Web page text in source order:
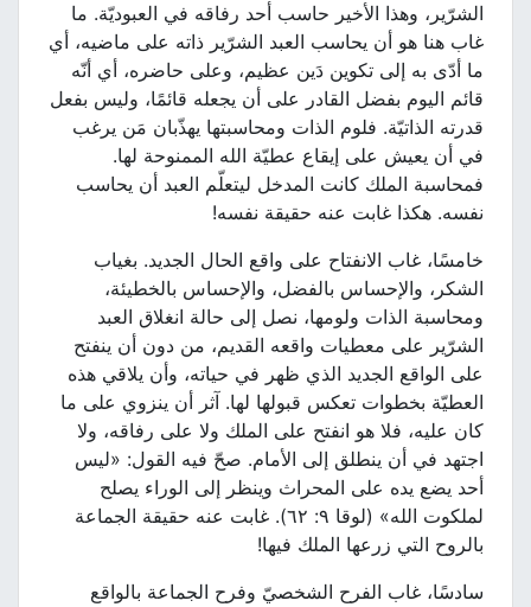
الشرّير، وهذا الأخير حاسب أحد رفاقه في العبوديّة. ما
غاب هنا هو أن يحاسب العبد الشرّير ذاته على ماضيه، أي
ما أدّى به إلى تكوين دَين عظيم، وعلى حاضره، أي أنّه
قائم اليوم بفضل القادر على أن يجعله قائمًا، وليس بفعل
قدرته الذاتيّة. فلوم الذات ومحاسبتها يهذّبان مَن يرغب
في أن يعيش على إيقاع عطيّة الله الممنوحة لها.
فمحاسبة الملك كانت المدخل ليتعلّم العبد أن يحاسب
نفسه. هكذا غابت عنه حقيقة نفسه!
خامسًا، غاب الانفتاح على واقع الحال الجديد. بغياب
الشكر، والإحساس بالفضل، والإحساس بالخطيئة،
ومحاسبة الذات ولومها، نصل إلى حالة انغلاق العبد
الشرّير على معطيات واقعه القديم، من دون أن ينفتح
على الواقع الجديد الذي ظهر في حياته، وأن يلاقي هذه
العطيّة بخطوات تعكس قبولها لها. آثر أن ينزوي على ما
كان عليه، فلا هو انفتح على الملك ولا على رفاقه، ولا
اجتهد في أن ينطلق إلى الأمام. صحّ فيه القول: «ليس
أحد يضع يده على المحراث وينظر إلى الوراء يصلح
لملكوت الله» (لوقا ٩: ٦٢). غابت عنه حقيقة الجماعة
بالروح التي زرعها الملك فيها!
سادسًا، غاب الفرح الشخصيّ وفرح الجماعة بالواقع